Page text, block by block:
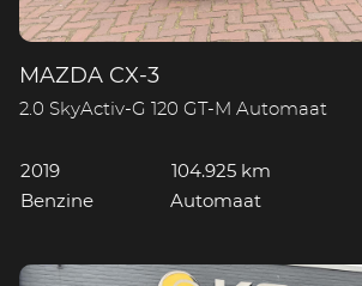
MAZDA CX-3
2.0 SkyActiv-G 120 GT-M Automaat
2019
104.925 km
Benzine
Automaat